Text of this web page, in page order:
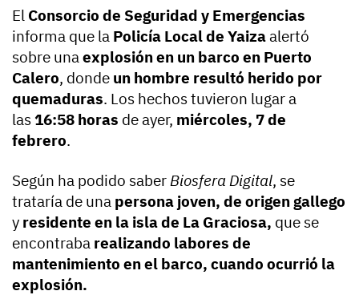
El Consorcio de Seguridad y Emergencias
informa que la Policía Local de Yaizaalertó
sobre una explosión en un barco en Puerto
Calero, donde un hombre resultó herido por
quemaduras. Los hechos tuvieron lugar a
las 16:58 horas de ayer, miércoles, 7 de
febrero.
Según ha podido saber Biosfera Digital, se
trataría de una persona joven, de origen gallego
y residente en la isla de La Graciosa, que se
encontraba realizando labores de
mantenimiento en el barco, cuando ocurrió la
explosión.